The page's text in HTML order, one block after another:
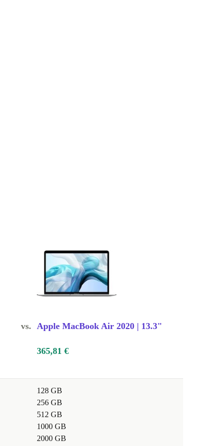
vs. Apple MacBook Air 2020 | 13.3"
365,81 €
128 GB
256 GB
512 GB
1000 GB
2000 GB